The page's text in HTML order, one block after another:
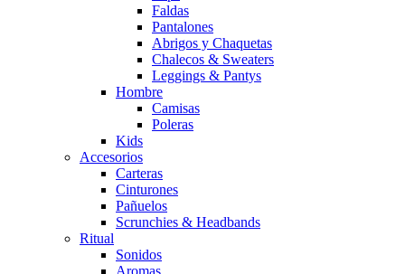
Faldas
Pantalones
Abrigos y Chaquetas
Chalecos & Sweaters
Leggings & Pantys
Hombre
Camisas
Poleras
Kids
Accesorios
Carteras
Cinturones
Pañuelos
Scrunchies & Headbands
Ritual
Sonidos